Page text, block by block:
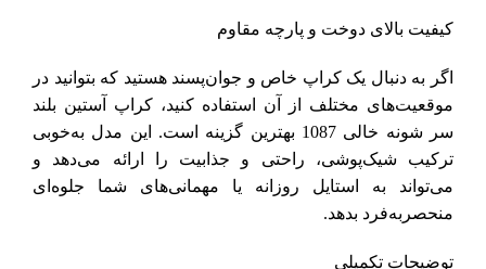
کیفیت بالای دوخت و پارچه مقاوم
اگر به دنبال یک کراپ خاص و جوان‌پسند هستید که بتوانید در
موقعیت‌های مختلف از آن استفاده کنید، کراپ آستین بلند
سر شونه خالی 1087 بهترین گزینه است. این مدل به‌خوبی
ترکیب شیک‌پوشی، راحتی و جذابیت را ارائه می‌دهد و
می‌تواند به استایل روزانه یا مهمانی‌های شما جلوه‌ای
منحصربه‌فرد بدهد.
توضیحات تکمیلی